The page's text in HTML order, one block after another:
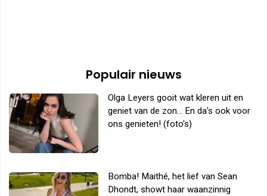
Populair nieuws
Olga Leyers gooit wat kleren uit en
geniet van de zon... En da's ook voor
ons genieten! (foto's)
Bomba! Maithé, het lief van Sean
Dhondt, showt haar waanzinnig